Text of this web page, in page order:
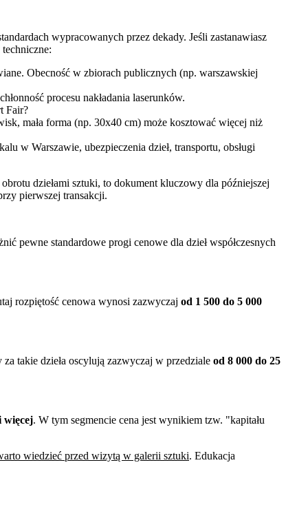
wypracowanych przez dekady. Jeśli zastanawiasz
Obecność w zbiorach publicznych (np. warszawskiej
procesu nakładania laserunków.
Fair?
mała forma (np. 30x40 cm) może kosztować więcej niż
w Warszawie, ubezpieczenia dzieł, transportu, obsługi
dziełami sztuki, to dokument kluczowy dla późniejszej
pierwszej transakcji.
pewne standardowe progi cenowe dla dzieł współczesnych
rozpiętość cenowa wynosi zazwyczaj od 1 500 do 5 000
takie dzieła oscylują zazwyczaj w przedziale od 8 000 do 25
więcej. W tym segmencie cena jest wynikiem tzw. "kapitału
wiedzieć przed wizytą w galerii sztuki. Edukacja